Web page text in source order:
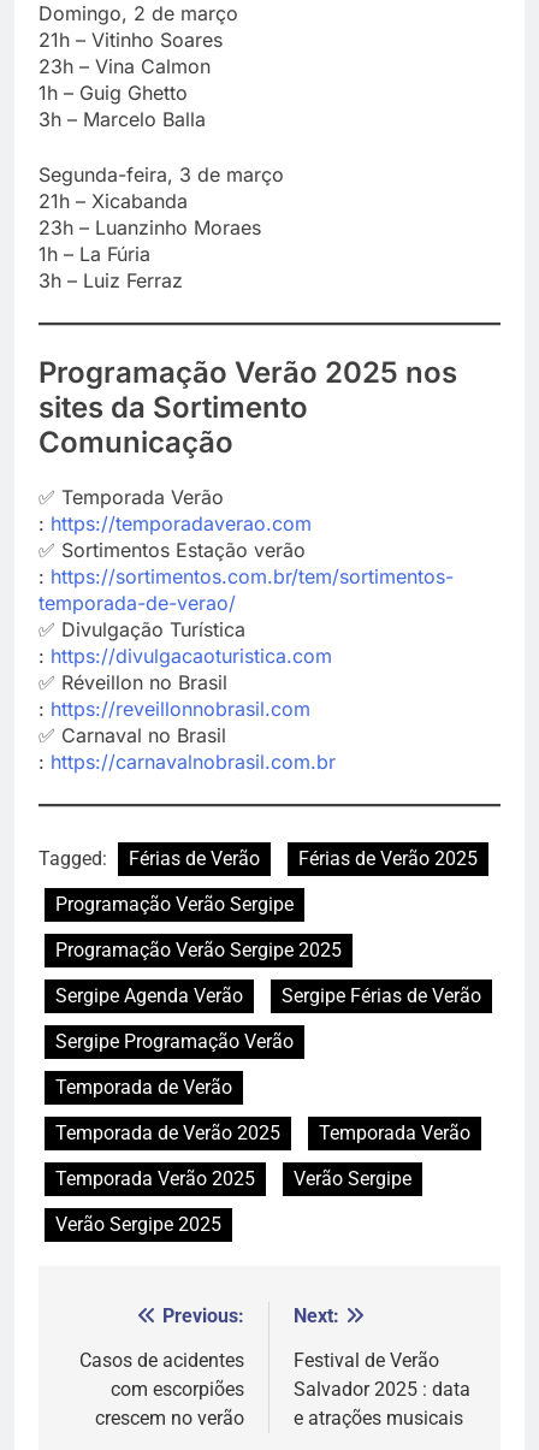
Domingo, 2 de março
21h – Vitinho Soares
23h – Vina Calmon
1h – Guig Ghetto
3h – Marcelo Balla
Segunda-feira, 3 de março
21h – Xicabanda
23h – Luanzinho Moraes
1h – La Fúria
3h – Luiz Ferraz
Programação Verão 2025 nos
sites da Sortimento
Comunicação
✅ Temporada Verão
: https://temporadaverao.com
✅ Sortimentos Estação verão
: https://sortimentos.com.br/tem/sortimentos-
temporada-de-verao/
✅ Divulgação Turística
: https://divulgacaoturistica.com
✅ Réveillon no Brasil
: https://reveillonnobrasil.com
✅ Carnaval no Brasil
: https://carnavalnobrasil.com.br
Tagged: Férias de Verão
Férias de Verão 2025
Programação Verão Sergipe
Programação Verão Sergipe 2025
Sergipe Agenda Verão
Sergipe Férias de Verão
Sergipe Programação Verão
Temporada de Verão
Temporada de Verão 2025
Temporada Verão
Temporada Verão 2025
Verão Sergipe
Verão Sergipe 2025
Navegação
de
Post
Previous:
Casos de acidentes
com escorpiões
crescem no verão
Next:
Festival de Verão
Salvador 2025 : data
e atrações musicais